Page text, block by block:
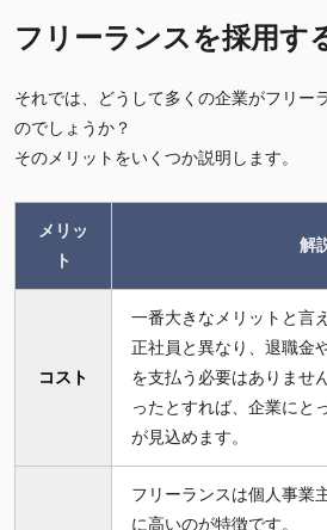
フリーランスを採用す
それでは、どうして多くの企業がフリー
のでしょうか？
そのメリットをいくつか説明します。
メリッ
ト
解
コスト
一番大きなメリットと言
正社員と異なり、退職金
を支払う必要はありませ
ったとすれば、企業にと
が見込めます。
フリーランスは個人事業
に高いのが特徴です。